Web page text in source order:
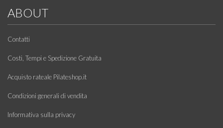
ABOUT
Contatti
Costi, Tempi e Spedizione Gratuita
Acquisto rateale Pilateshop.it
Condizioni generali di vendita
Informativa sulla privacy